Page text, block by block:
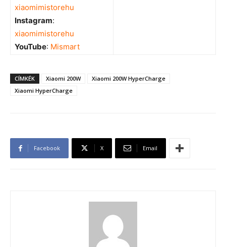
xiaomimistorehu
Instagram:
xiaomimistorehu
YouTube: Mismart
CÍMKÉK Xiaomi 200W
Xiaomi 200W HyperCharge
Xiaomi HyperCharge
Facebook X Email